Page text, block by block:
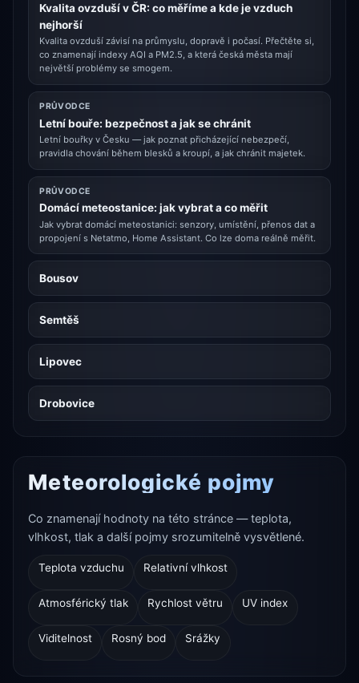
Kvalita ovzduší v ČR: co měříme a kde je vzduch
nejhorší
Kvalita ovzduší závisí na průmyslu, dopravě i počasí. Přečtěte si,
co znamenají indexy AQI a PM2.5, a která česká města mají
největší problémy se smogem.
PRŮVODCE
Letní bouře: bezpečnost a jak se chránit
Letní bouřky v Česku — jak poznat přicházející nebezpečí,
pravidla chování během blesků a kroupí, a jak chránit majetek.
PRŮVODCE
Domácí meteostanice: jak vybrat a co měřit
Jak vybrat domácí meteostanici: senzory, umístění, přenos dat a
propojení s Netatmo, Home Assistant. Co lze doma reálně měřit.
Bousov
Semtěš
Lipovec
Drobovice
Meteorologické pojmy
Co znamenají hodnoty na této stránce — teplota,
vlhkost, tlak a další pojmy srozumitelně vysvětlené.
Teplota vzduchu Relativní vlhkost
Atmosférický tlak Rychlost větru UV index
Viditelnost Rosný bod Srážky